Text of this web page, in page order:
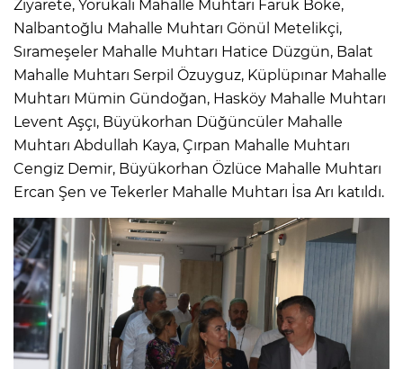
Ziyarete, Yörükali Mahalle Muhtarı Faruk Böke,
Nalbantoğlu Mahalle Muhtarı Gönül Metelikçi,
Sırameşeler Mahalle Muhtarı Hatice Düzgün, Balat
Mahalle Muhtarı Serpil Özuyguz, Küplüpınar Mahalle
Muhtarı Mümin Gündoğan, Hasköy Mahalle Muhtarı
Levent Aşçı, Büyükorhan Düğüncüler Mahalle
Muhtarı Abdullah Kaya, Çırpan Mahalle Muhtarı
Cengiz Demir, Büyükorhan Özlüce Mahalle Muhtarı
Ercan Şen ve Tekerler Mahalle Muhtarı İsa Arı katıldı.